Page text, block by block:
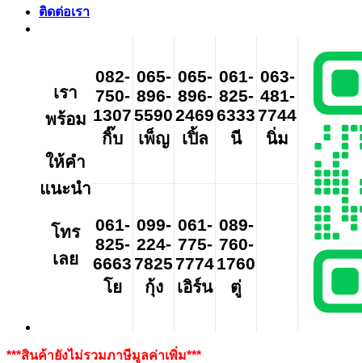
ติดต่อเรา
เรา
พร้อม
ให้คำ
แนะนำ
โทร
เลย
082-
750-
1307
กิ๊บ
065-
896-
5590
เพ็ญ
065-
896-
2469
เปิ้ล
061-
825-
6333
นี
063-
481-
7744
นิ่ม
061-
825-
6663
โย
099-
224-
7825
กุ้ง
061-
775-
7774
เอิร์น
089-
760-
1760
ตู่
***สินค้ายังไม่รวมภาษีมูลค่าเพิ่ม***